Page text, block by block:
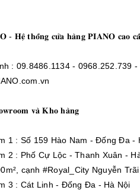
- 𝐇𝐞̣̂ 𝐭𝐡𝐨̂́𝐧𝐠 𝐜𝐮̛̉𝐚 𝐡𝐚̀𝐧𝐠 𝐏𝐈𝐀𝐍𝐎 𝐜𝐚𝐨
: 09.8486.1134 - 0968.252.739 -
𝐯𝐚̀ 𝐊𝐡𝐨 𝐡𝐚̀𝐧𝐠
1 : Số 159 Hào Nam - Đống Đa -
2 : Phố Cự Lộc - Thanh Xuân -
cạnh #Royal_City Nguyễn
3 : Cát Linh - Đống Đa - Hà Nội